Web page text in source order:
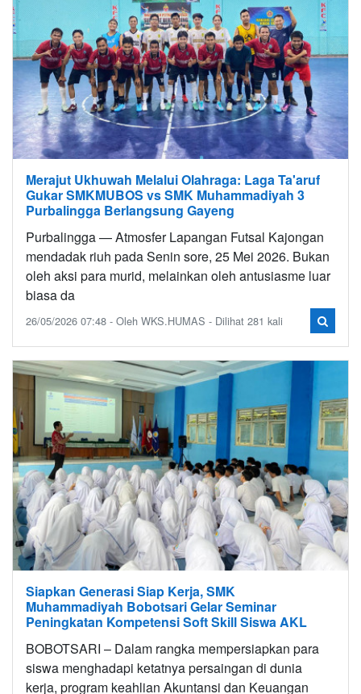
Merajut Ukhuwah Melalui Olahraga: Laga Ta'aruf
Gukar SMKMUBOS vs SMK Muhammadiyah 3
Purbalingga Berlangsung Gayeng
Purbalingga — Atmosfer Lapangan Futsal Kajongan
mendadak riuh pada Senin sore, 25 Mei 2026. Bukan
oleh aksi para murid, melainkan oleh antusiasme luar
biasa da
26/05/2026 07:48 - Oleh WKS.HUMAS - Dilihat 281 kali
Siapkan Generasi Siap Kerja, SMK
Muhammadiyah Bobotsari Gelar Seminar
Peningkatan Kompetensi Soft Skill Siswa AKL
BOBOTSARI – Dalam rangka mempersiapkan para
siswa menghadapi ketatnya persaingan di dunia
kerja, program keahlian Akuntansi dan Keuangan